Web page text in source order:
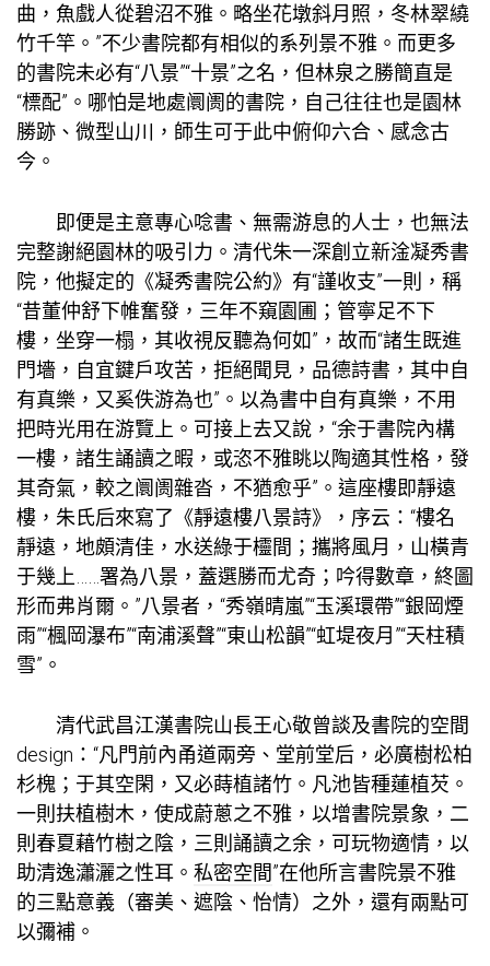
曲，魚戲人從碧沼不雅。略坐花墩斜月照，冬林翠繞
竹千竿。”不少書院都有相似的系列景不雅。而更多
的書院未必有“八景”“十景”之名，但林泉之勝簡直是
“標配”。哪怕是地處阛阓的書院，自己往往也是園林
勝跡、微型山川，師生可于此中俯仰六合、感念古
今。
即便是主意專心唸書、無需游息的人士，也無法
完整謝絕園林的吸引力。清代朱一深創立新淦凝秀書
院，他擬定的《凝秀書院公約》有“謹收支”一則，稱
“昔董仲舒下帷奮發，三年不窺園圃；管寧足不下
樓，坐穿一榻，其收視反聽為何如”，故而“諸生既進
門墻，自宜鍵戶攻苦，拒絕聞見，品德詩書，其中自
有真樂，又奚佚游為也”。以為書中自有真樂，不用
把時光用在游覽上。可接上去又說，“余于書院內構
一樓，諸生誦讀之暇，或恣不雅眺以陶適其性格，發
其奇氣，較之阛阓雜沓，不猶愈乎”。這座樓即靜遠
樓，朱氏后來寫了《靜遠樓八景詩》，序云：“樓名
靜遠，地頗清佳，水送綠于欞間；攜將風月，山橫青
于幾上……署為八景，蓋選勝而尤奇；吟得數章，終圖
形而弗肖爾。”八景者，“秀嶺晴嵐”“玉溪環帶”“銀岡煙
雨”“楓岡瀑布”“南浦溪聲”“東山松韻”“虹堤夜月”“天柱積
雪”。
清代武昌江漢書院山長王心敬曾談及書院的空間
design：“凡門前內甬道兩旁、堂前堂后，必廣樹松柏
杉槐；于其空閑，又必蒔植諸竹。凡池皆種蓮植芡。
一則扶植樹木，使成蔚蔥之不雅，以增書院景象，二
則春夏藉竹樹之陰，三則誦讀之余，可玩物適情，以
助清逸瀟灑之性耳。 私密空間”在他所言書院景不雅
的三點意義（審美、遮陰、怡情）之外，還有兩點可
以彌補。